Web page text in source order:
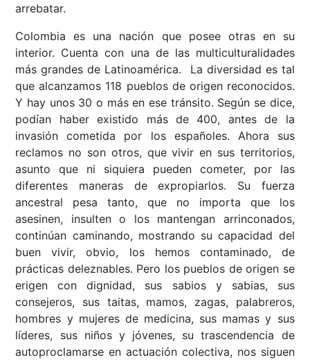
arrebatar.
Colombia es una nación que posee otras en su
interior. Cuenta con una de las multiculturalidades
más grandes de Latinoamérica. La diversidad es tal
que alcanzamos 118 pueblos de origen reconocidos.
Y hay unos 30 o más en ese tránsito. Según se dice,
podían haber existido más de 400, antes de la
invasión cometida por los españoles. Ahora sus
reclamos no son otros, que vivir en sus territorios,
asunto que ni siquiera pueden cometer, por las
diferentes maneras de expropiarlos. Su fuerza
ancestral pesa tanto, que no importa que los
asesinen, insulten o los mantengan arrinconados,
continúan caminando, mostrando su capacidad del
buen vivir, obvio, los hemos contaminado, de
prácticas deleznables. Pero los pueblos de origen se
erigen con dignidad, sus sabios y sabias, sus
consejeros, sus taitas, mamos, zagas, palabreros,
hombres y mujeres de medicina, sus mamas y sus
líderes, sus niños y jóvenes, su trascendencia de
autoproclamarse en actuación colectiva, nos siguen